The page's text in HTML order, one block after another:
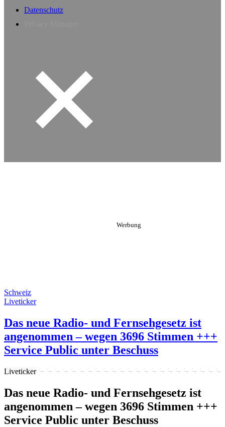
Datenschutz
Schweiz
Liveticker
Das neue Radio- und Fernsehgesetz ist
angenommen – wegen 3696 Stimmen +++
Service Public unter Beschuss
Liveticker
Das neue Radio- und Fernsehgesetz ist
angenommen – wegen 3696 Stimmen +++
Service Public unter Beschuss